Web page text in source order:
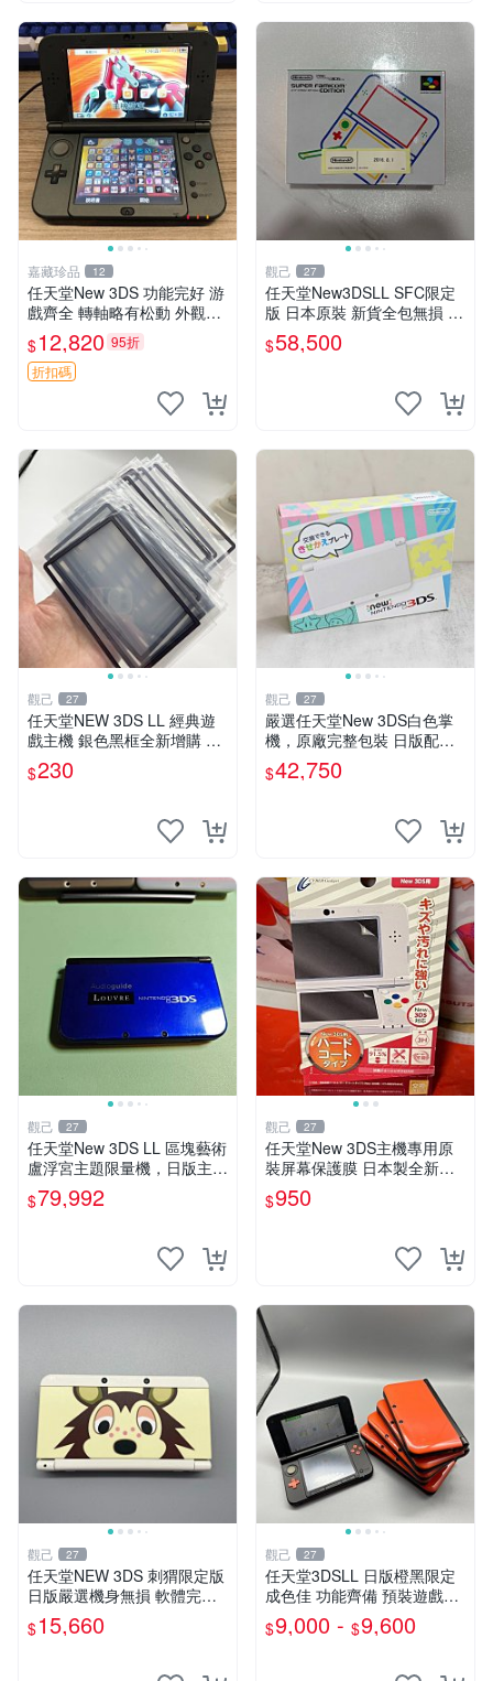
嘉藏珍品 12
任天堂New 3DS 功能完好 游
戲齊全 轉軸略有松動 外觀如
新 內存卡完整 推薦收藏 復古
掌機 游戲機 Nintendo 3DS游
戲平臺
$12,820 95折
折扣碼
觀己 27
任天堂New3DSLL SFC限定
版 日本原裝 新貨全包無損 現
代遊戲典藏 威豹直營 售後保
固 電子新品收藏推薦 全新SF
$58,500
觀己 27
任天堂NEW 3DS LL 經典遊
戲主機 銀色黑框全新增購 3d
s ll 主機 上世代遊戲機具收藏
嚴選
$230
觀己 27
嚴選任天堂New 3DS白色掌
機，原廠完整包裝 日版配齊
新小三 全套 白色掌機 Ninten
do 掌機配件
$42,750
觀己 27
任天堂New 3DS LL 區塊藝術
盧浮宮主題限量機，日版主板
原配，附吊飾未配線，全新收
藏款 區塊藝術 盧浮宮 卡帶盒
$79,992
觀己 27
任天堂New 3DS主機專用原
裝屏幕保護膜 日本製全新未
拆 匹配度100% 新3DS 主機
膜片 屏保膜
$950
觀己 27
任天堂NEW 3DS 刺猬限定版
日版嚴選機身無損 軟體完好
附原裝保護膜 刺猬限定 NEW
3DS 功能齊全 附膜日版 任天
$15,660
觀己 27
任天堂3DSLL 日版橙黑限定
成色佳 功能齊備 預裝遊戲內
存卡附送 3DS 3D 測試 游戲
機
$9,000 - $9,600